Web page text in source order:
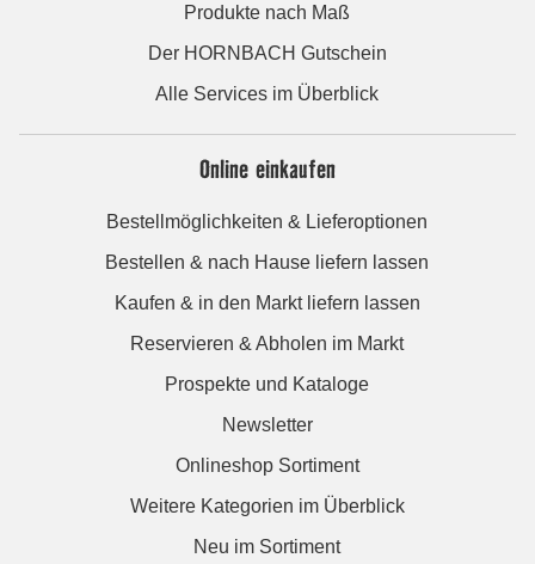
Produkte nach Maß
Der HORNBACH Gutschein
Alle Services im Überblick
Online einkaufen
Bestellmöglichkeiten & Lieferoptionen
Bestellen & nach Hause liefern lassen
Kaufen & in den Markt liefern lassen
Reservieren & Abholen im Markt
Prospekte und Kataloge
Newsletter
Onlineshop Sortiment
Weitere Kategorien im Überblick
Neu im Sortiment